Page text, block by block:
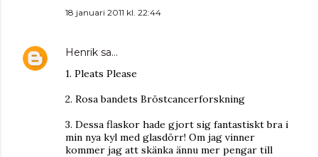
18 januari 2011 kl. 22:44
Henrik sa…
1. Pleats Please
2. Rosa bandets Bröstcancerforskning
3. Dessa flaskor hade gjort sig fantastiskt bra i
min nya kyl med glasdörr! Om jag vinner
kommer jag att skänka ännu mer pengar till